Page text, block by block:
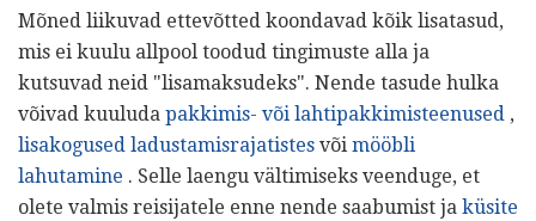
Mõned liikuvad ettevõtted koondavad kõik lisatasud,
mis ei kuulu allpool toodud tingimuste alla ja
kutsuvad neid "lisamaksudeks". Nende tasude hulka
võivad kuuluda pakkimis- või lahtipakkimisteenused ,
lisakogused ladustamisrajatistes või mööbli
lahutamine . Selle laengu vältimiseks veenduge, et
olete valmis reisijatele enne nende saabumist ja küsite